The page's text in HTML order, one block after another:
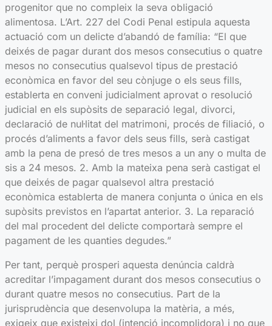
progenitor que no compleix la seva obligació
alimentosa. L’Art. 227 del Codi Penal estipula aquesta
actuació com un delicte d’abandó de família: “El que
deixés de pagar durant dos mesos consecutius o quatre
mesos no consecutius qualsevol tipus de prestació
econòmica en favor del seu cònjuge o els seus fills,
establerta en conveni judicialment aprovat o resolució
judicial en els supòsits de separació legal, divorci,
declaració de nul·litat del matrimoni, procés de filiació, o
procés d’aliments a favor dels seus fills, serà castigat
amb la pena de presó de tres mesos a un any o multa de
sis a 24 mesos. 2. Amb la mateixa pena serà castigat el
que deixés de pagar qualsevol altra prestació
econòmica establerta de manera conjunta o única en els
supòsits previstos en l’apartat anterior. 3. La reparació
del mal procedent del delicte comportarà sempre el
pagament de les quanties degudes.”
Per tant, perquè prosperi aquesta denúncia caldrà
acreditar l’impagament durant dos mesos consecutius o
durant quatre mesos no consecutius. Part de la
jurisprudència que desenvolupa la matèria, a més,
exigeix que existeixi dol (intenció incomplidora) i no que